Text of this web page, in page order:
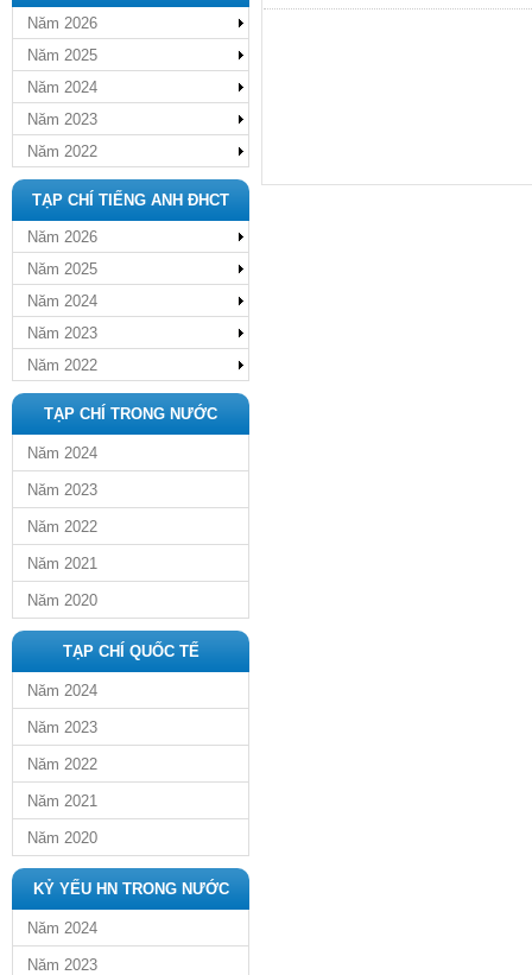
Năm 2026
Năm 2025
Năm 2024
Năm 2023
Năm 2022
TẠP CHÍ TIẾNG ANH ĐHCT
Năm 2026
Năm 2025
Năm 2024
Năm 2023
Năm 2022
TẠP CHÍ TRONG NƯỚC
Năm 2024
Năm 2023
Năm 2022
Năm 2021
Năm 2020
TẠP CHÍ QUỐC TẾ
Năm 2024
Năm 2023
Năm 2022
Năm 2021
Năm 2020
KỶ YẾU HN TRONG NƯỚC
Năm 2024
Năm 2023